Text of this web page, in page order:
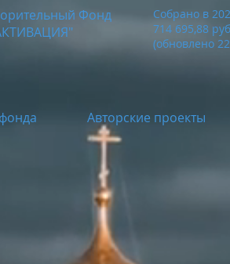
Фонд
Собрано в
714 695,88
(обновлено
Авторские проекты